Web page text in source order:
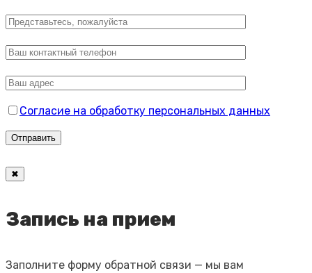
Согласие на обработку персональных данных
✖
Запись на прием
Заполните форму обратной связи — мы вам